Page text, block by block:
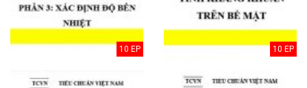
10 EP 10 EP